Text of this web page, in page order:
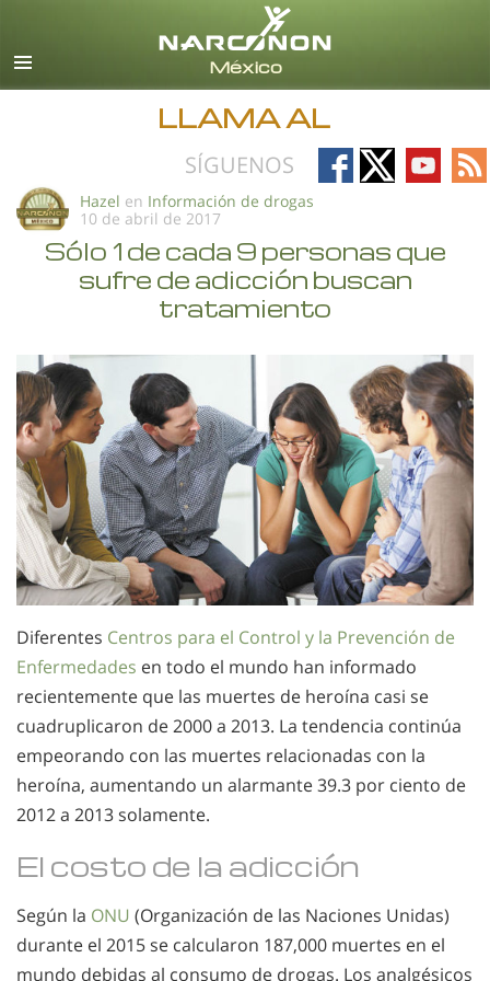
Español
Todas las Regiones/Idiomas
LLAMA AL
SÍGUENOS
Follow
on
Follow
on
Follow
on
on
Hazel en Información de drogas
10 de abril de 2017
Sólo 1 de cada 9 personas que
sufre de adicción buscan
tratamiento
Diferentes Centros para el Control y la Prevención de
Enfermedades en todo el mundo han informado
recientemente que las muertes de heroína casi se
cuadruplicaron de 2000 a 2013. La tendencia continúa
empeorando con las muertes relacionadas con la
heroína, aumentando un alarmante 39.3 por ciento de
2012 a 2013 solamente.
El costo de la adicción
Según la ONU (Organización de las Naciones Unidas)
durante el 2015 se calcularon 187,000 muertes en el
mundo debidas al consumo de drogas. Los analgésicos